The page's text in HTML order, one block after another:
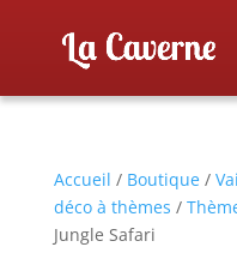
Accueil / Boutique/
déco à thèmes /
Jungle Safari